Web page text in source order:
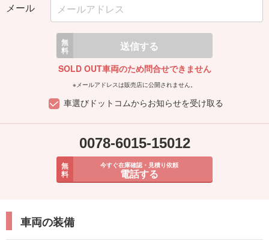
メール
無
料 送信する
SOLD OUT車両のため問合せできません
※メールアドレスは販売店に公開されません。
車選びドットコムからお知らせを受け取る
0078-6015-15012
無
料
今すぐ在庫確認・見積り依頼
電話する
車両の装備